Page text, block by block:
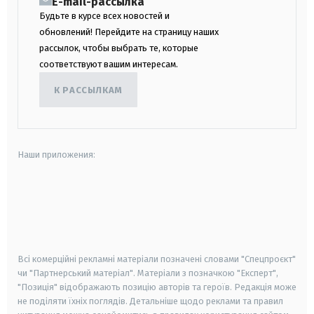
Будьте в курсе всех новостей и
обновлений! Перейдите на страницу наших
рассылок, чтобы выбрать те, которые
соответствуют вашим интересам.
К РАССЫЛКАМ
Наши приложения:
Всі комерційні рекламні матеріали позначені словами "Спецпроєкт"
чи "Партнерський матеріал". Матеріали з позначкою "Експерт",
"Позиція" відображають позицію авторів та героїв. Редакція може
не поділяти їхніх поглядів. Детальніше щодо реклами та правил